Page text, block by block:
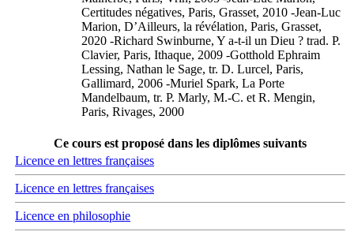
Certitudes négatives, Paris, Grasset, 2010 -Jean-Luc
Marion, D’Ailleurs, la révélation, Paris, Grasset,
2020 -Richard Swinburne, Y a-t-il un Dieu ? trad. P.
Clavier, Paris, Ithaque, 2009 -Gotthold Ephraim
Lessing, Nathan le Sage, tr. D. Lurcel, Paris,
Gallimard, 2006 -Muriel Spark, La Porte
Mandelbaum, tr. P. Marly, M.-C. et R. Mengin,
Paris, Rivages, 2000
Ce cours est proposé dans les diplômes suivants
Licence en lettres françaises
Licence en lettres françaises
Licence en philosophie